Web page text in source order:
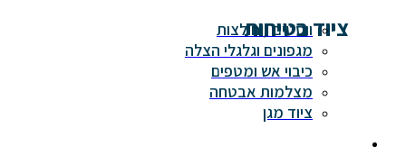
ציוד בטיחות
ווסטים / חולצות
מגפונים וגלגלי הצלה
כיבוי אש ומטפים
מצלמות אבטחה
ציוד מגן